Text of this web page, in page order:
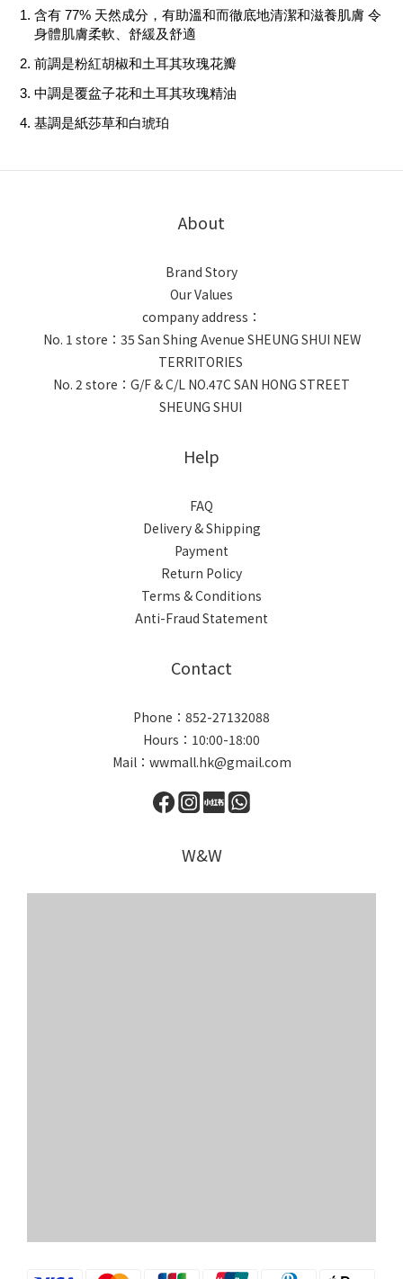
含有 77% 天然成分，有助溫和而徹底地清潔和滋養肌膚 令
身體肌膚柔軟、舒緩及舒適
前調是粉紅胡椒和土耳其玫瑰花瓣
中調是覆盆子花和土耳其玫瑰精油
基調是紙莎草和白琥珀
About
Brand Story
Our Values
company address：
No. 1 store：35 San Shing Avenue SHEUNG SHUI NEW
TERRITORIES
No. 2 store：G/F & C/L NO.47C SAN HONG STREET
SHEUNG SHUI
Help
FAQ
Delivery & Shipping
Payment
Return Policy
Terms & Conditions
Anti-Fraud Statement
Contact
Phone：852-27132088
Hours：10:00-18:00
Mail：wwmall.hk@gmail.com
W&W